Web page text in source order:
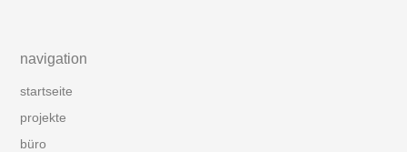
navigation
startseite
projekte
büro